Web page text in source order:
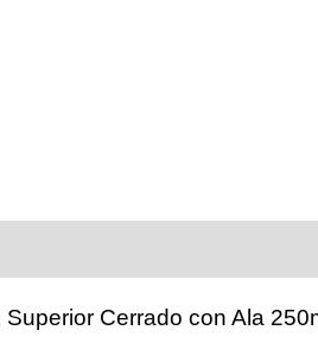
Cerrado con Ala